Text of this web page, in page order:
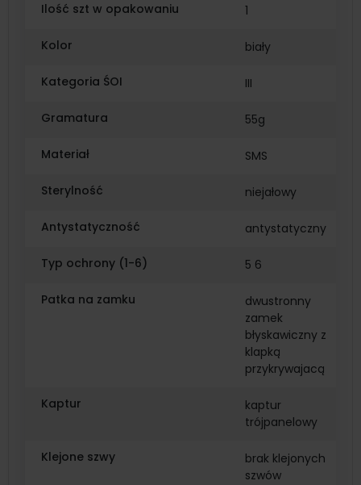
Ilość szt w opakowaniu 1
Kolor biały
Kategoria ŚOI III
Gramatura 55g
Materiał SMS
Sterylność niejałowy
Antystatyczność antystatyczny
Typ ochrony (1-6) 5 6
Patka na zamku
dwustronny
zamek
błyskawiczny z
klapką
przykrywajacą
Kaptur
kaptur
trójpanelowy
Klejone szwy
brak klejonych
szwów